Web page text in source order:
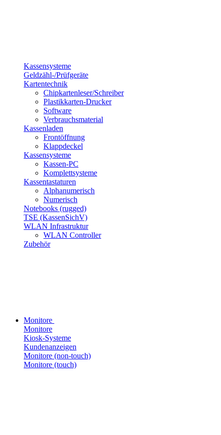
Kassensysteme
Geldzähl-/Prüfgeräte
Kartentechnik
Chipkartenleser/Schreiber
Plastikkarten-Drucker
Software
Verbrauchsmaterial
Kassenladen
Frontöffnung
Klappdeckel
Kassensysteme
Kassen-PC
Komplettsysteme
Kassentastaturen
Alphanumerisch
Numerisch
Notebooks (rugged)
TSE (KassenSichV)
WLAN Infrastruktur
WLAN Controller
Zubehör
Monitore
Monitore
Kiosk-Systeme
Kundenanzeigen
Monitore (non-touch)
Monitore (touch)